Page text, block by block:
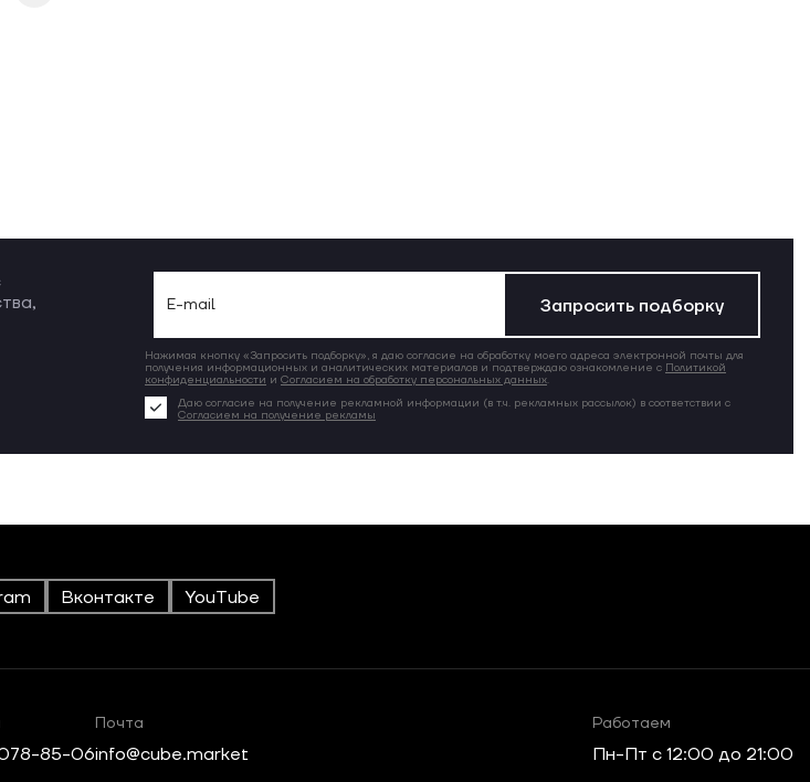
Запросить подборку
Нажимая кнопку «Запросить подборку», я даю согласие на обработку моего адреса электронной почты для
получения информационных и аналитических материалов и подтверждаю ознакомление с Политикой
конфиденциальности и Согласием на обработку персональных данных.
Даю согласие на получение рекламной информации (в т.ч. рекламных рассылок) в соответствии с
Согласием на получение рекламы
Вконтакте YouTube
85-06
Почта
info@cube.market
Работаем
Пн-Пт c 12:00 до 21:00